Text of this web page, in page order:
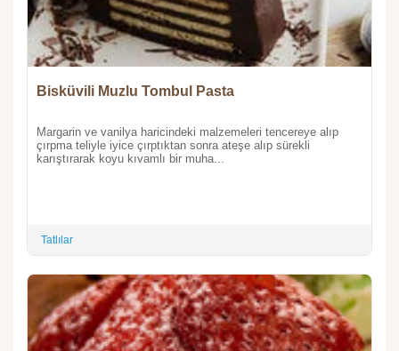
Bisküvili Muzlu Tombul Pasta
Margarin ve vanilya haricindeki malzemeleri tencereye alıp
çırpma teliyle iyice çırptıktan sonra ateşe alıp sürekli
karıştırarak koyu kıvamlı bir muha...
Tatlılar